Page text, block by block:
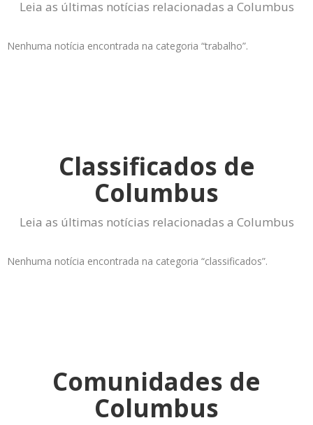
Leia as últimas notícias relacionadas a Columbus
Nenhuma notícia encontrada na categoria “trabalho”.
Classificados de
Columbus
Leia as últimas notícias relacionadas a Columbus
Nenhuma notícia encontrada na categoria “classificados”.
Comunidades de
Columbus